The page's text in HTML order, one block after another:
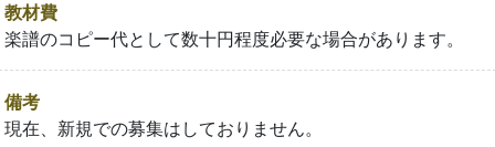
教材費
楽譜のコピー代として数十円程度必要な場合があります。
備考
現在、新規での募集はしておりません。